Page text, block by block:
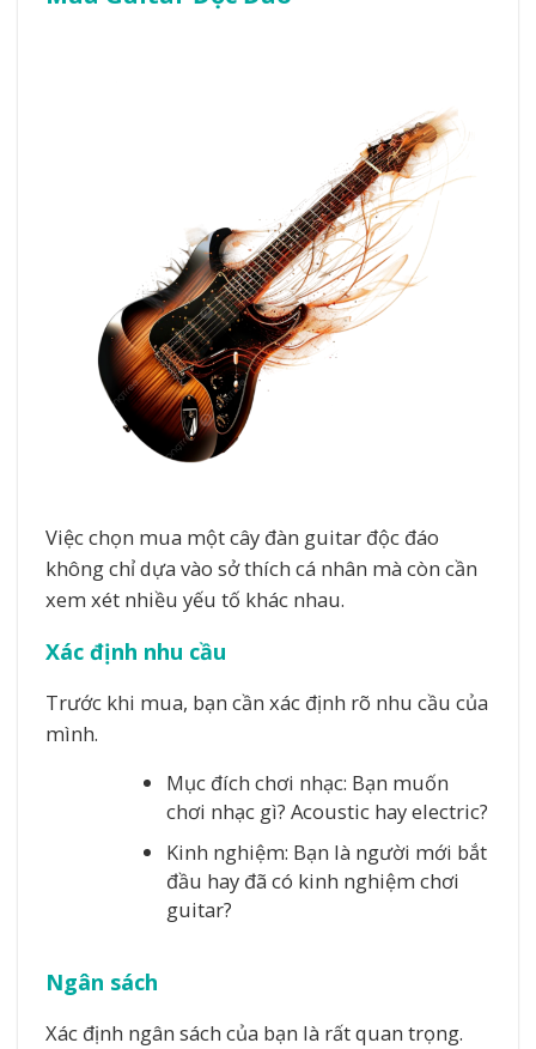
Việc chọn mua một cây đàn guitar độc đáo
không chỉ dựa vào sở thích cá nhân mà còn cần
xem xét nhiều yếu tố khác nhau.
Xác định nhu cầu
Trước khi mua, bạn cần xác định rõ nhu cầu của
mình.
Mục đích chơi nhạc: Bạn muốn
chơi nhạc gì? Acoustic hay electric?
Kinh nghiệm: Bạn là người mới bắt
đầu hay đã có kinh nghiệm chơi
guitar?
Ngân sách
Xác định ngân sách của bạn là rất quan trọng.